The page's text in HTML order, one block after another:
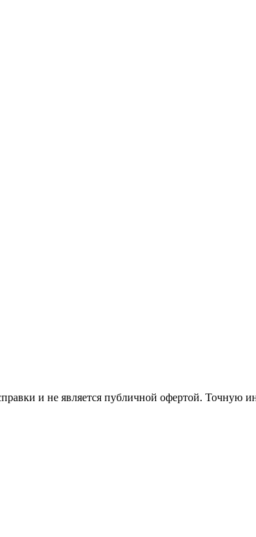
и не является публичной офертой. Точную